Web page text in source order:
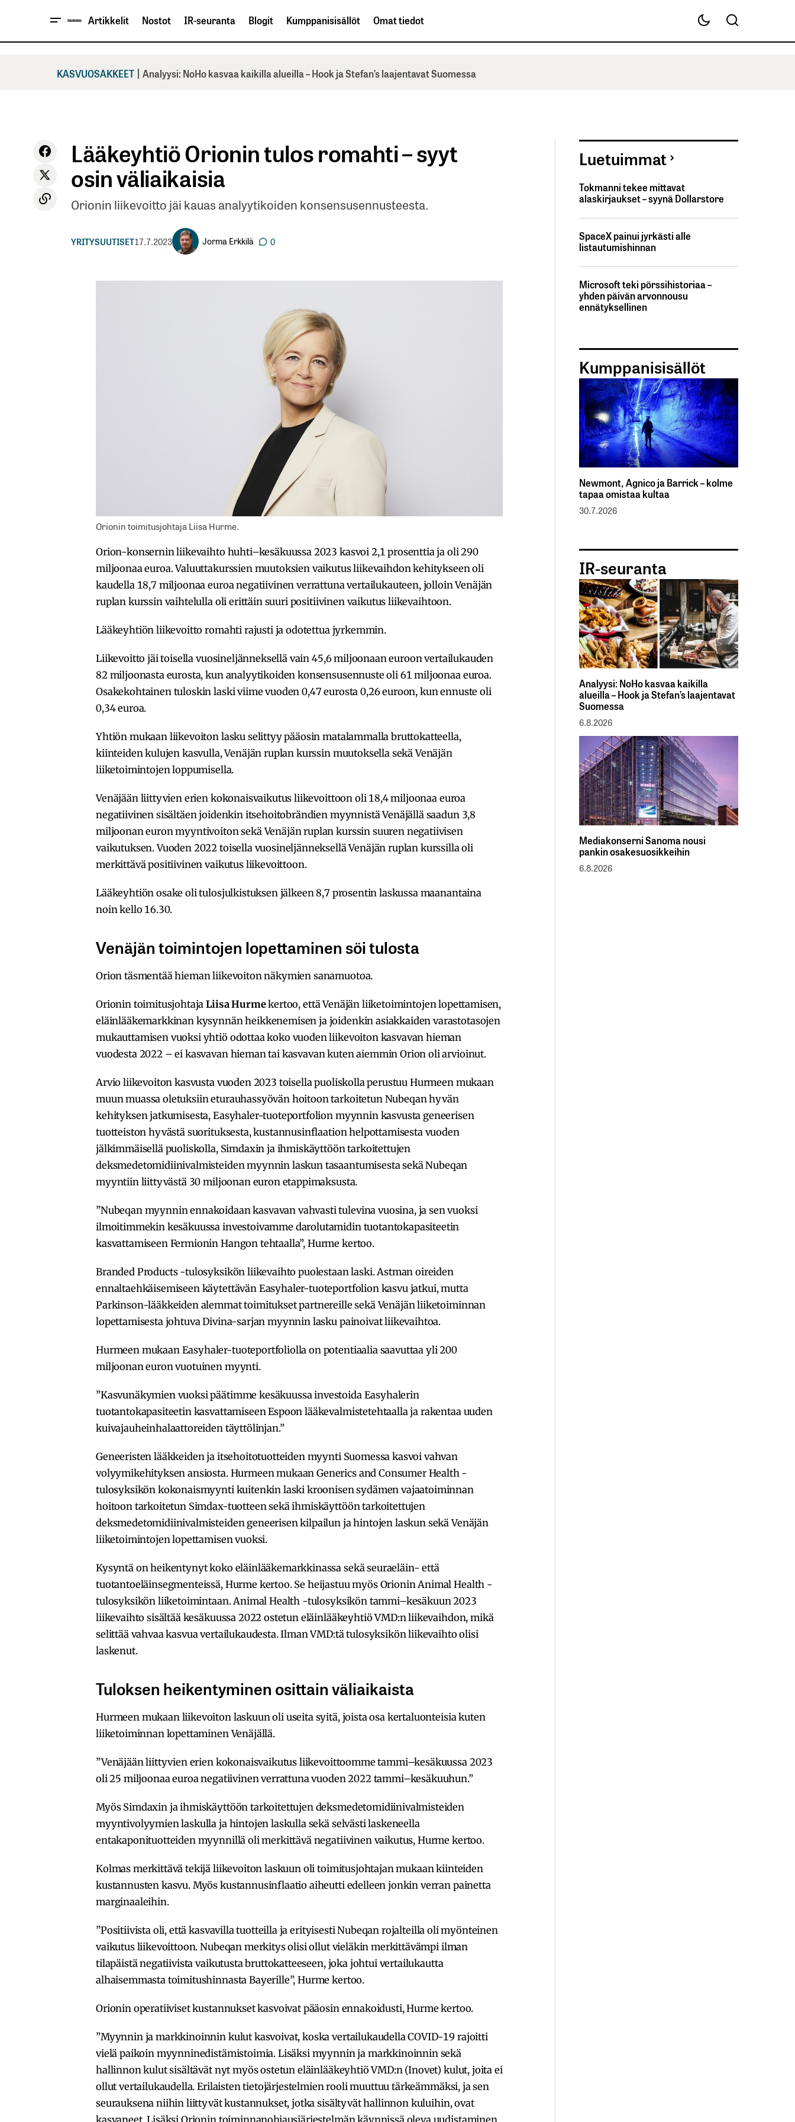
Artikkelit Nostot IR-seuranta Blogit Kumppanisisällöt Omat tiedot
KASVUOSAKKEET | Analyysi: NoHo kasvaa kaikilla alueilla – Hook ja Stefan’s laajentavat Suomessa
Lääkeyhtiö Orionin tulos romahti – syyt
osin väliaikaisia
Orionin liikevoitto jäi kauas analyytikoiden konsensusennusteesta.
YRITYSUUTISET17.7.2023 Jorma Erkkilä 0
Orionin toimitusjohtaja Liisa Hurme.
Orion-konsernin liikevaihto huhti–kesäkuussa 2023 kasvoi 2,1 prosenttia ja oli 290
miljoonaa euroa. Valuuttakurssien muutoksien vaikutus liikevaihdon kehitykseen oli
kaudella 18,7 miljoonaa euroa negatiivinen verrattuna vertailukauteen, jolloin Venäjän
ruplan kurssin vaihtelulla oli erittäin suuri positiivinen vaikutus liikevaihtoon.
Lääkeyhtiön liikevoitto romahti rajusti ja odotettua jyrkemmin.
Liikevoitto jäi toisella vuosineljänneksellä vain 45,6 miljoonaan euroon vertailukauden
82 miljoonasta eurosta, kun analyytikoiden konsensusennuste oli 61 miljoonaa euroa.
Osakekohtainen tuloskin laski viime vuoden 0,47 eurosta 0,26 euroon, kun ennuste oli
0,34 euroa.
Yhtiön mukaan liikevoiton lasku selittyy pääosin matalammalla bruttokatteella,
kiinteiden kulujen kasvulla, Venäjän ruplan kurssin muutoksella sekä Venäjän
liiketoimintojen loppumisella.
Venäjään liittyvien erien kokonaisvaikutus liikevoittoon oli 18,4 miljoonaa euroa
negatiivinen sisältäen joidenkin itsehoitobrändien myynnistä Venäjällä saadun 3,8
miljoonan euron myyntivoiton sekä Venäjän ruplan kurssin suuren negatiivisen
vaikutuksen. Vuoden 2022 toisella vuosineljänneksellä Venäjän ruplan kurssilla oli
merkittävä positiivinen vaikutus liikevoittoon.
Lääkeyhtiön osake oli tulosjulkistuksen jälkeen 8,7 prosentin laskussa maanantaina
noin kello 16.30.
Venäjän toimintojen lopettaminen söi tulosta
Orion täsmentää hieman liikevoiton näkymien sanamuotoa.
Orionin toimitusjohtajaLiisa Hurmekertoo, että Venäjän liiketoimintojen lopettamisen,
eläinlääkemarkkinan kysynnän heikkenemisen ja joidenkin asiakkaiden varastotasojen
mukauttamisen vuoksi yhtiö odottaa koko vuoden liikevoiton kasvavan hieman
vuodesta 2022 – ei kasvavan hieman tai kasvavan kuten aiemmin Orion oli arvioinut.
Arvio liikevoiton kasvusta vuoden 2023 toisella puoliskolla perustuu Hurmeen mukaan
muun muassa oletuksiin eturauhassyövän hoitoon tarkoitetun Nubeqan hyvän
kehityksen jatkumisesta, Easyhaler-tuoteportfolion myynnin kasvusta geneerisen
tuotteiston hyvästä suorituksesta, kustannusinflaation helpottamisesta vuoden
jälkimmäisellä puoliskolla, Simdaxin ja ihmiskäyttöön tarkoitettujen
deksmedetomidiinivalmisteiden myynnin laskun tasaantumisesta sekä Nubeqan
myyntiin liittyvästä 30 miljoonan euron etappimaksusta.
”Nubeqan myynnin ennakoidaan kasvavan vahvasti tulevina vuosina, ja sen vuoksi
ilmoitimmekin kesäkuussa investoivamme darolutamidin tuotantokapasiteetin
kasvattamiseen Fermionin Hangon tehtaalla”, Hurme kertoo.
Branded Products -tulosyksikön liikevaihto puolestaan laski. Astman oireiden
ennaltaehkäisemiseen käytettävän Easyhaler-tuoteportfolion kasvu jatkui, mutta
Parkinson-lääkkeiden alemmat toimitukset partnereille sekä Venäjän liiketoiminnan
lopettamisesta johtuva Divina-sarjan myynnin lasku painoivat liikevaihtoa.
Hurmeen mukaan Easyhaler-tuoteportfoliolla on potentiaalia saavuttaa yli 200
miljoonan euron vuotuinen myynti.
”Kasvunäkymien vuoksi päätimme kesäkuussa investoida Easyhalerin
tuotantokapasiteetin kasvattamiseen Espoon lääkevalmistetehtaalla ja rakentaa uuden
kuivajauheinhalaattoreiden täyttölinjan.”
Geneeristen lääkkeiden ja itsehoitotuotteiden myynti Suomessa kasvoi vahvan
volyymikehityksen ansiosta. Hurmeen mukaan Generics and Consumer Health -
tulosyksikön kokonaismyynti kuitenkin laski kroonisen sydämen vajaatoiminnan
hoitoon tarkoitetun Simdax-tuotteen sekä ihmiskäyttöön tarkoitettujen
deksmedetomidiinivalmisteiden geneerisen kilpailun ja hintojen laskun sekä Venäjän
liiketoimintojen lopettamisen vuoksi.
Kysyntä on heikentynyt koko eläinlääkemarkkinassa sekä seuraeläin- että
tuotantoeläinsegmenteissä, Hurme kertoo. Se heijastuu myös Orionin Animal Health -
tulosyksikön liiketoimintaan. Animal Health -tulosyksikön tammi–kesäkuun 2023
liikevaihto sisältää kesäkuussa 2022 ostetun eläinlääkeyhtiö VMD:n liikevaihdon, mikä
selittää vahvaa kasvua vertailukaudesta. Ilman VMD:tä tulosyksikön liikevaihto olisi
laskenut.
Tuloksen heikentyminen osittain väliaikaista
Hurmeen mukaan liikevoiton laskuun oli useita syitä, joista osa kertaluonteisia kuten
liiketoiminnan lopettaminen Venäjällä.
”Venäjään liittyvien erien kokonaisvaikutus liikevoittoomme tammi–kesäkuussa 2023
oli 25 miljoonaa euroa negatiivinen verrattuna vuoden 2022 tammi–kesäkuuhun.”
Myös Simdaxin ja ihmiskäyttöön tarkoitettujen deksmedetomidiinivalmisteiden
myyntivolyymien laskulla ja hintojen laskulla sekä selvästi laskeneella
entakaponituotteiden myynnillä oli merkittävä negatiivinen vaikutus, Hurme kertoo.
Kolmas merkittävä tekijä liikevoiton laskuun oli toimitusjohtajan mukaan kiinteiden
kustannusten kasvu. Myös kustannusinflaatio aiheutti edelleen jonkin verran painetta
marginaaleihin.
”Positiivista oli, että kasvavilla tuotteilla ja erityisesti Nubeqan rojalteilla oli myönteinen
vaikutus liikevoittoon. Nubeqan merkitys olisi ollut vieläkin merkittävämpi ilman
tilapäistä negatiivista vaikutusta bruttokatteeseen, joka johtui vertailukautta
alhaisemmasta toimitushinnasta Bayerille”, Hurme kertoo.
Orionin operatiiviset kustannukset kasvoivat pääosin ennakoidusti, Hurme kertoo.
”Myynnin ja markkinoinnin kulut kasvoivat, koska vertailukaudella COVID-19 rajoitti
vielä paikoin myynninedistämistoimia. Lisäksi myynnin ja markkinoinnin sekä
hallinnon kulut sisältävät nyt myös ostetun eläinlääkeyhtiö VMD:n (Inovet) kulut, joita ei
ollut vertailukaudella. Erilaisten tietojärjestelmien rooli muuttuu tärkeämmäksi, ja sen
seurauksena niihin liittyvät kustannukset, jotka sisältyvät hallinnon kuluihin, ovat
kasvaneet. Lisäksi Orionin toiminnanohjausjärjestelmän käynnissä oleva uudistaminen
Luetuimmat
Tokmanni tekee mittavat
alaskirjaukset – syynä Dollarstore
SpaceX painui jyrkästi alle
listautumishinnan
Microsoft teki pörssihistoriaa –
yhden päivän arvonnousu
ennätyksellinen
Kumppanisisällöt
Newmont, Agnico ja Barrick – kolme
tapaa omistaa kultaa
30.7.2026
IR-seuranta
Analyysi: NoHo kasvaa kaikilla
alueilla – Hook ja Stefan’s laajentavat
Suomessa
6.8.2026
Mediakonserni Sanoma nousi
pankin osakesuosikkeihin
6.8.2026